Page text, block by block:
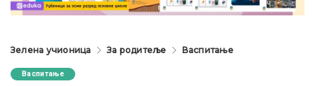
Зелена учионица За родитеље Васпитање
Васпитање